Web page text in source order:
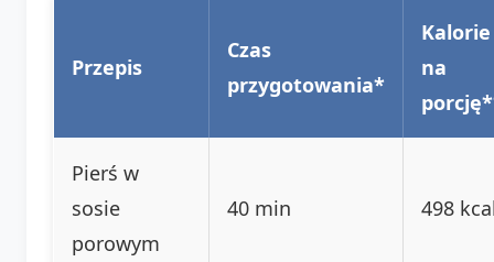
Przepis
Czas
przygotowania*
Kalorie
na
Pierś w
sosie
porowym
40 min 498